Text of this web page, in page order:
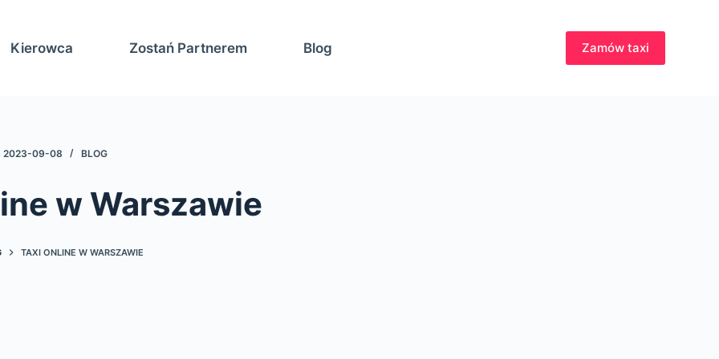
Kierowca Zostań Partnerem Blog Zamów taxi
2023-09-08 BLOG
w Warszawie
TAXI ONLINE W WARSZAWIE